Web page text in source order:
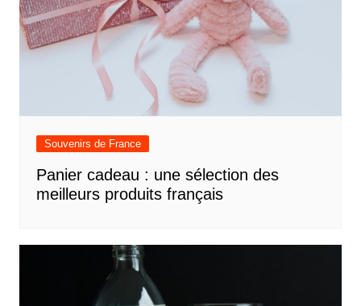
Souvenirs de France
Panier cadeau : une sélection des
meilleurs produits français